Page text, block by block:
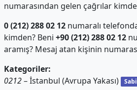
numarasından gelen çağrılar
0 (212) 288 02 12numaralı
kimden? Beni +90 (212) 288 02 12
aramış? Mesaj atan kişinin
Kategoriler:
0212– İstanbul (Avrupa Yakası)